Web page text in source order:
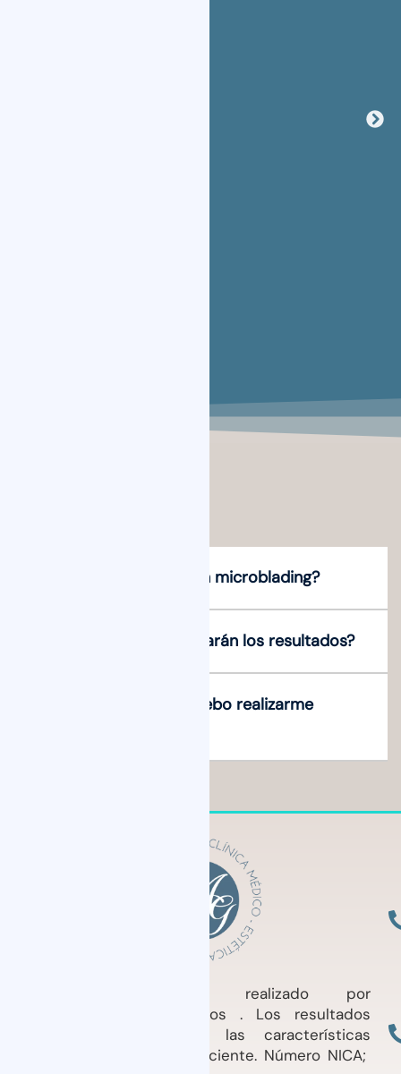
¿Es doloroso hacerse un microblading?
¿Cuánto tiempo me durarán los resultados?
¿Cada cuánto tiempo debo realizarme
Tratamiento médico realizado por
profesionales cualificados . Los resultados
pueden variar según las características
individuales de cada Paciente. Número NICA;